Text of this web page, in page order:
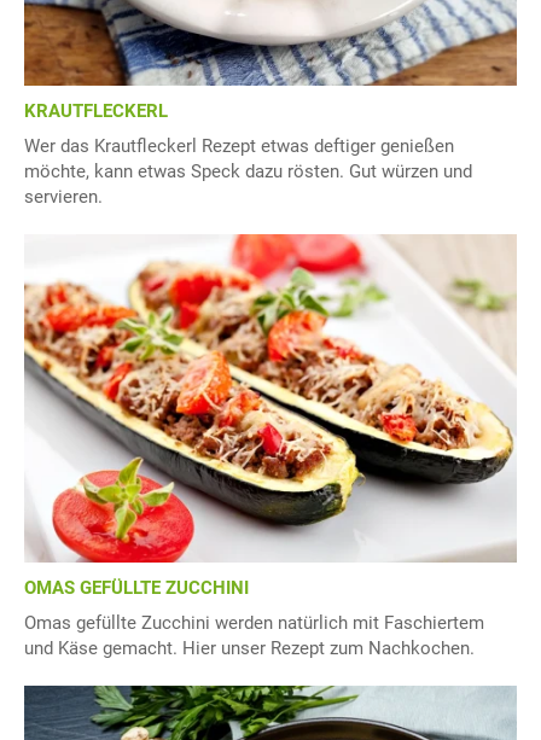
KRAUTFLECKERL
Wer das Krautfleckerl Rezept etwas deftiger genießen
möchte, kann etwas Speck dazu rösten. Gut würzen und
servieren.
OMAS GEFÜLLTE ZUCCHINI
Omas gefüllte Zucchini werden natürlich mit Faschiertem
und Käse gemacht. Hier unser Rezept zum Nachkochen.